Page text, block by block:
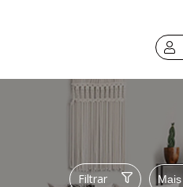
Filtrar